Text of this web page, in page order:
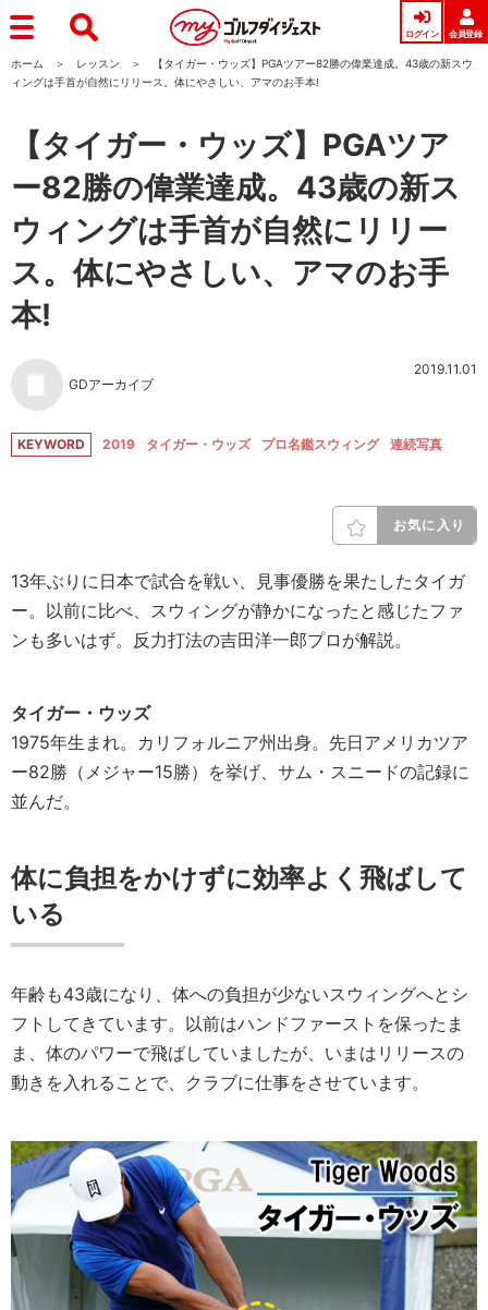
ログイン 会員登録
ホーム レッスン
【タイガー・ウッズ】PGAツアー82勝の偉業達成。43歳の新スウ
ィングは手首が自然にリリース。体にやさしい、アマのお手本!
【タイガー・ウッズ】PGAツア
ー82勝の偉業達成。43歳の新ス
ウィングは手首が自然にリリー
ス。体にやさしい、アマのお手
本!
GDアーカイブ
2019.11.01
KEYWORD 2019 タイガー・ウッズ プロ名鑑スウィング 連続写真
お気に入り
13年ぶりに日本で試合を戦い、見事優勝を果たしたタイガ
ー。以前に比べ、スウィングが静かになったと感じたファ
ンも多いはず。反力打法の吉田洋一郎プロが解説。
タイガー・ウッズ
1975年生まれ。カリフォルニア州出身。先日アメリカツア
ー82勝（メジャー15勝）を挙げ、サム・スニードの記録に
並んだ。
体に負担をかけずに効率よく飛ばして
いる
年齢も43歳になり、体への負担が少ないスウィングへとシ
フトしてきています。以前はハンドファーストを保ったま
ま、体のパワーで飛ばしていましたが、いまはリリースの
動きを入れることで、クラブに仕事をさせています。